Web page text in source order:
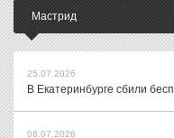
Мастрид
25.07.2026
В Екатеринбурге сбили
08.07.2026